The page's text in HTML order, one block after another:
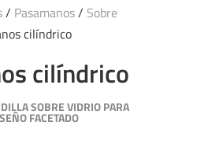
/ Pasamanos/ Sobre
cilíndrico
cilíndrico
SOBRE VIDRIO PARA
FACETADO